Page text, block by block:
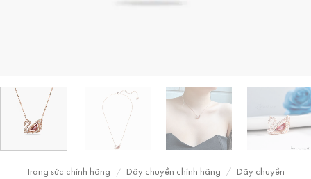
Trang sức chính hãng / Dây chuyền chính hãng / Dây chuyền